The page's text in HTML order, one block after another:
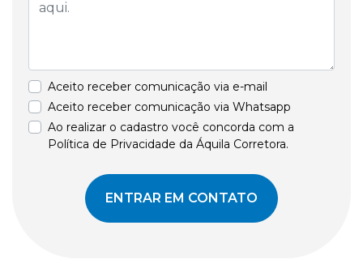
Aceito receber comunicação via e-mail
Aceito receber comunicação via Whatsapp
Ao realizar o cadastro você concorda com a
Política de Privacidade da Áquila Corretora.
ENTRAR EM CONTATO